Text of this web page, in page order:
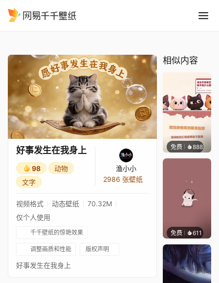
好事发生在我身上
98
动物
文字
渔小小
2986 张壁纸
视频格式 动态壁纸
70.32M
仅个人使用
千千壁纸的惊艳效果
调整画质和性能 版权声明
好事发生在我身上
相似内容
免费 888巽九
免费 611Bewie